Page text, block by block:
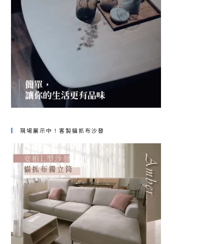
現場展示中！客製貓抓布沙發